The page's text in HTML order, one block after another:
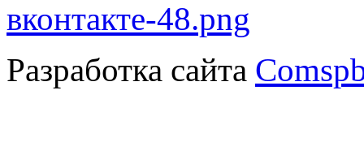
Разработка сайта